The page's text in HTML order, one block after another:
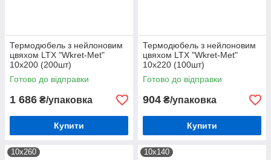
Термодюбель з нейлоновим
цвяхом LTX "Wkret-Met"
10х200 (200шт)
Готово до відправки
1 686 ₴/упаковка
Купити
Термодюбель з нейлоновим
цвяхом LTX "Wkret-Met"
10х220 (100шт)
Готово до відправки
904 ₴/упаковка
Купити
10х260 10х140